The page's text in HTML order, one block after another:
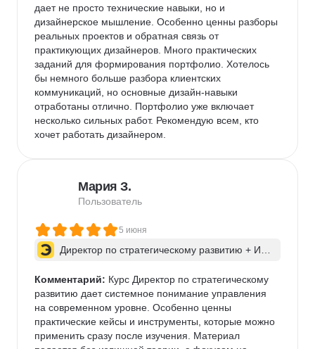
дает не просто технические навыки, но и
дизайнерское мышление. Особенно ценны разборы
реальных проектов и обратная связь от
практикующих дизайнеров. Много практических
заданий для формирования портфолио. Хотелось
бы немного больше разбора клиентских
коммуникаций, но основные дизайн-навыки
отработаны отлично. Портфолио уже включает
несколько сильных работ. Рекомендую всем, кто
хочет работать дизайнером.
Мария З.
Пользователь
5 июня
Директор по стратегическому развитию + ИИ
Комментарий: Курс Директор по стратегическому
развитию дает системное понимание управления
на современном уровне. Особенно ценны
практические кейсы и инструменты, которые можно
применить сразу после изучения. Материал